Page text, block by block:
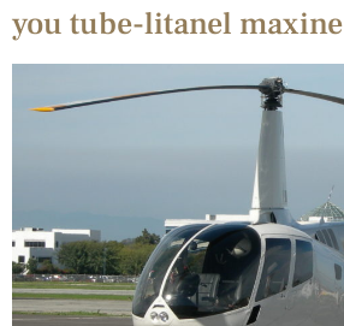
you tube-litanel maxine